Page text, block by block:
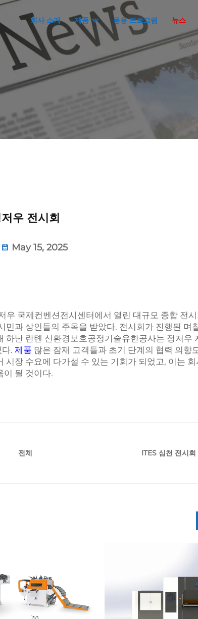
회사 소개 제품 응용 프로그램 뉴스
우 전시회
May 15, 2025
우 국제컨벤션전시센터에서 열린 대규모 종합 전
과 상인들의 주목을 받았다. 전시회가 진행된 며
하난 란톈 신환경보호공정기술유한공사는 정저우
. 제품 많은 잠재 고객들과 초기 단계의 협력 의향
장 수요에 다가설 수 있는 기회가 되었고, 이는 회
이 될 것이다.
전체 ITES 심천 전시회